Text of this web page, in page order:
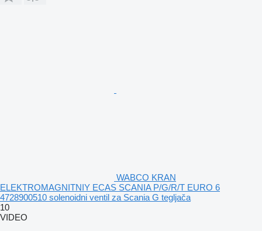
WABCO KRAN
ELEKTROMAGNITNIY ECAS SCANIA P/G/R/T EURO 6
4728900510 solenoidni ventil za Scania G tegljača
10
VIDEO